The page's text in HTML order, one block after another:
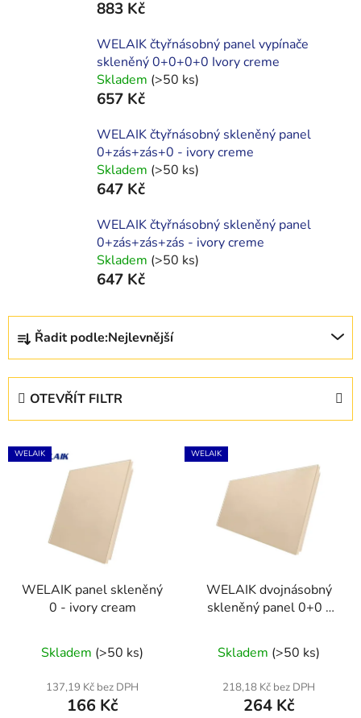
883 Kč
WELAIK čtyřnásobný panel vypínače
skleněný 0+0+0+0 Ivory creme
Skladem (>50 ks)
657 Kč
WELAIK čtyřnásobný skleněný panel
0+zás+zás+0 - ivory creme
Skladem (>50 ks)
647 Kč
WELAIK čtyřnásobný skleněný panel
0+zás+zás+zás - ivory creme
Skladem (>50 ks)
647 Kč
Ř
z
p
Řadit podle:Nejlevnější
OTEVŘÍT FILTR
V
ý
WELAIK
WELAIK panel skleněný
0 - ivory cream
Skladem (>50 ks)
137,19 Kč bez DPH
166 Kč
WELAIK
WELAIK dvojnásobný
skleněný panel 0+0 -
Skladem (>50 ks)
218,18 Kč bez DPH
264 Kč